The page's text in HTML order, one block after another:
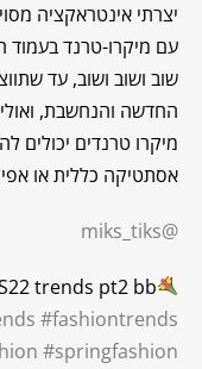
יצרתי אינטראקציה
עם מיקרו-טרנד בעמוד
שוב ושוב ושוב, עד
החדשה והנחשבת,
מיקרו טרנדים יכולים
אסתטיקה כללית או
@miks_tiks
trends pt2 bb
#fashiontrends
#springfashion